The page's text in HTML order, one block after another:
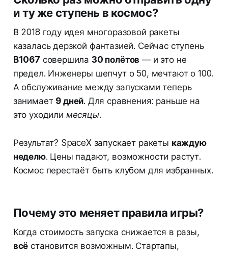
и ту же ступень в космос?
В 2018 году идея многоразовой ракеты
казалась дерзкой фантазией. Сейчас ступень
B1067 совершила 30 полётов — и это не
предел. Инженеры шепчут о 50, мечтают о 100.
А обслуживание между запусками теперь
занимает 9 дней. Для сравнения: раньше на
это уходили месяцы.
Результат? SpaceX запускает ракеты каждую
неделю. Цены падают, возможности растут.
Космос перестаёт быть клубом для избранных.
Почему это меняет правила игры?
Когда стоимость запуска снижается в разы,
всё становится возможным. Стартапы,